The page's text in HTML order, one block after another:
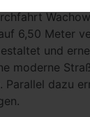
6,50 Meter
und
moderne
dazu